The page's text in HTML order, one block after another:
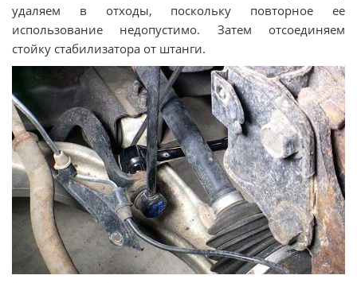
удаляем в отходы, поскольку повторное ее
использование недопустимо. Затем отсоединяем
стойку стабилизатора от штанги.